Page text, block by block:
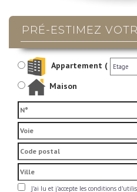
PRÉ-ESTIMEZ
Appartement (
Maison
J'ai lu et j'accepte les conditions